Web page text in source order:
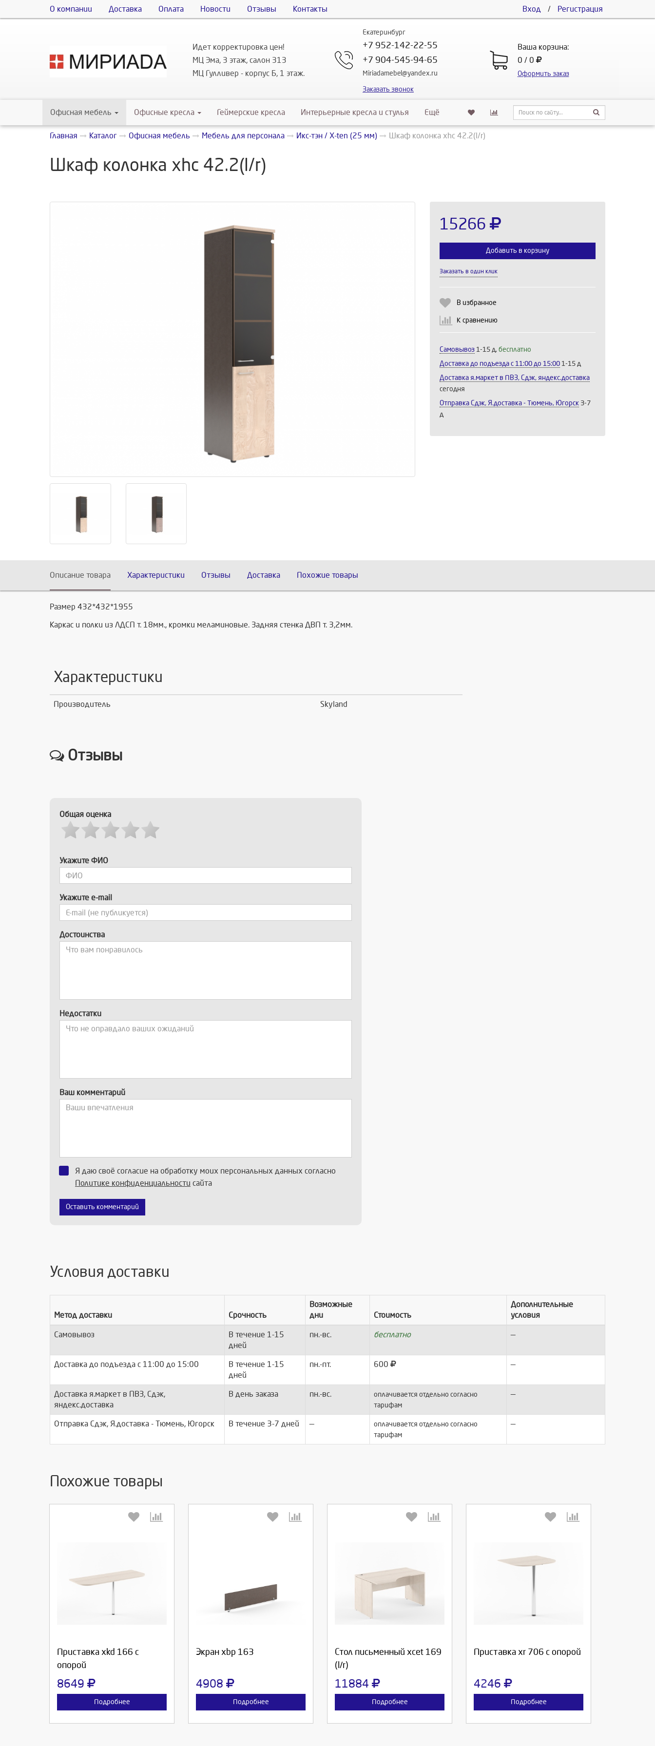
О компании Доставка Оплата Новости Отзывы Контакты Вход / Регистрация
Идет корректировка цен!
МЦ Эма, 3 этаж, салон 313
МЦ Гулливер - корпус Б, 1 этаж.
Екатеринбург
+7 952-142-22-55
+7 904-545-94-65
Miriadamebel@yandex.ru
Заказать звонок
Ваша корзина:
0 / 0
Оформить заказ
Офисная мебель Офисные кресла Геймерские кресла Интерьерные кресла и стулья Ещё
Главная Каталог Офисная мебель Мебель для персонала Икс-тэн / X-ten (25 мм) Шкаф колонка xhc 42.2(l/r)
Шкаф колонка xhc 42.2(l/r)
15266
Добавить в корзину
Заказать в один клик
В избранное
К сравнению
Самовывоз 1-15 д, бесплатно
Доставка до подъезда c 11:00 до 15:00 1-15 д
Доставка я.маркет в ПВЗ, Сдэк, яндекс.доставка
сегодня
Отправка Сдэк, Я.доставка - Тюмень, Югорск 3-7
д
Описание товара Характеристики Отзывы Доставка Похожие товары
Размер 432*432*1955
Каркас и полки из ЛДСП т. 18мм., кромки меламиновые. Задняя стенка ДВП т. 3,2мм.
Характеристики
Производитель Skyland
Отзывы
Общая оценка
Укажите ФИО
Укажите e-mail
Достоинства
Недостатки
Ваш комментарий
Я даю своё согласие на обработку моих персональных данных согласно
Политике конфиденциальности сайта
Оставить комментарий
Условия доставки
Метод доставки Срочность
Возможные
дни
Стоимость
Дополнительные
условия
Самовывоз
В течение 1-15
дней
пн.-вс. бесплатно —
Доставка до подъезда c 11:00 до 15:00
В течение 1-15
дней
пн.-пт. 600 —
Доставка я.маркет в ПВЗ, Сдэк,
яндекс.доставка
В день заказа пн.-вс.
оплачивается отдельно согласно
тарифам
—
Отправка Сдэк, Я.доставка - Тюмень, Югорск В течение 3-7 дней —
оплачивается отдельно согласно
тарифам
—
Похожие товары
Приставка xkd 166 с
опорой
8649
Подробнее
Выберите количество:
Экран xbp 163
4908
Подробнее
Выберите количество:
Стол письменный xcet 169
(l/r)
11884
Подробнее
Выберите количество:
Приставка xr 706 с опорой
4246
Подробнее
Выберите количество: